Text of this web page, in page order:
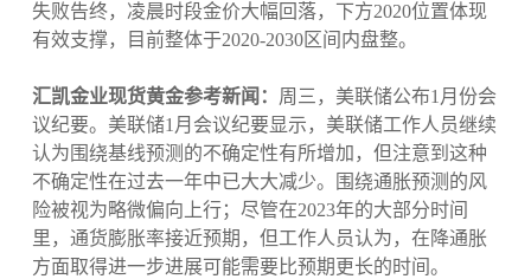
失败告终，凌晨时段金价大幅回落，下方2020位置体现
有效支撑，目前整体于2020-2030区间内盘整。
汇凯金业现货黄金参考新闻： 周三，美联储公布1月份会
议纪要。美联储1月会议纪要显示，美联储工作人员继续
认为围绕基线预测的不确定性有所增加，但注意到这种
不确定性在过去一年中已大大减少。围绕通胀预测的风
险被视为略微偏向上行；尽管在2023年的大部分时间
里，通货膨胀率接近预期，但工作人员认为，在降通胀
方面取得进一步进展可能需要比预期更长的时间。